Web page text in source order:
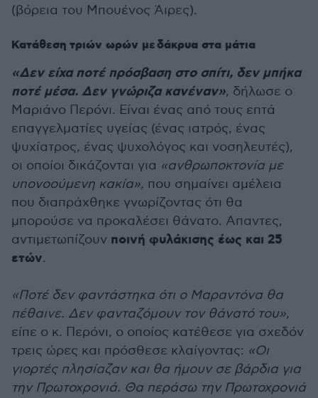
(βόρεια του Μπουένος Άιρες).
Κατάθεση τριών ωρών με δάκρυα στα μάτια
«Δεν είχα ποτέ πρόσβαση στο σπίτι, δεν μπήκα
ποτέ μέσα. Δεν γνώριζα κανέναν», δήλωσε ο
Μαριάνο Περόνι. Είναι ένας από τους επτά
επαγγελματίες υγείας (ένας ιατρός, ένας
ψυχίατρος, ένας ψυχολόγος και νοσηλευτές),
οι οποίοι δικάζονται για «ανθρωποκτονία με
υπονοούμενη κακία», που σημαίνει αμέλεια
που διαπράχθηκε γνωρίζοντας ότι θα
μπορούσε να προκαλέσει θάνατο. Απαντες,
αντιμετωπίζουν ποινή φυλάκισης έως και 25
ετών.
«Ποτέ δεν φαντάστηκα ότι ο Μαραντόνα θα
πέθαινε. Δεν φανταζόμουν τον θάνατό του»,
είπε ο κ. Περόνι, ο οποίος κατέθεσε για σχεδόν
τρεις ώρες και πρόσθεσε κλαίγοντας: «Οι
γιορτές πλησίαζαν και θα ήμουν σε βάρδια για
την Πρωτοχρονιά. Θα περάσω την Πρωτοχρονιά